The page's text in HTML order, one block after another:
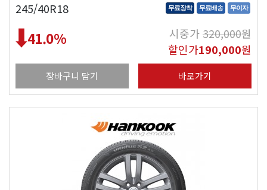
245/40R18 무료장착 무료배송 무이자
41.0% 시중가320,000원
할인가190,000원
장바구니 담기 바로가기